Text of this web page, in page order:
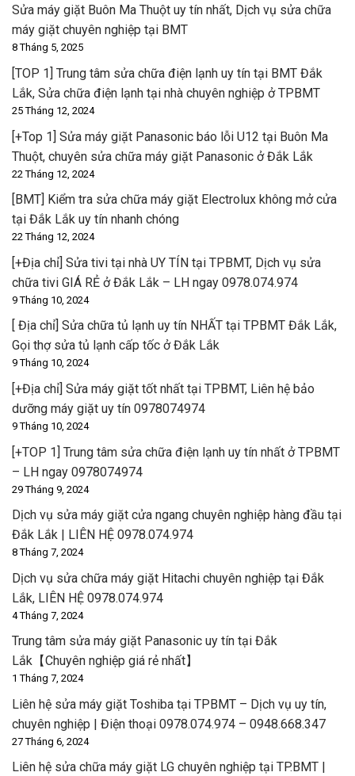
Sửa máy giặt Buôn Ma Thuột uy tín nhất, Dịch vụ sửa chữa
máy giặt chuyên nghiệp tại BMT
8 Tháng 5, 2025
[TOP 1] Trung tâm sửa chữa điện lạnh uy tín tại BMT Đắk
Lắk, Sửa chữa điện lạnh tại nhà chuyên nghiệp ở TPBMT
25 Tháng 12, 2024
[+Top 1] Sửa máy giặt Panasonic báo lỗi U12 tại Buôn Ma
Thuột, chuyên sửa chữa máy giặt Panasonic ở Đắk Lắk
22 Tháng 12, 2024
[BMT] Kiểm tra sửa chữa máy giặt Electrolux không mở cửa
tại Đắk Lắk uy tín nhanh chóng
22 Tháng 12, 2024
[+Địa chỉ] Sửa tivi tại nhà UY TÍN tại TPBMT, Dịch vụ sửa
chữa tivi GIÁ RẺ ở Đắk Lắk – LH ngay 0978.074.974
9 Tháng 10, 2024
[ Địa chỉ] Sửa chữa tủ lạnh uy tín NHẤT tại TPBMT Đắk Lắk,
Gọi thợ sửa tủ lạnh cấp tốc ở Đắk Lắk
9 Tháng 10, 2024
[+Địa chỉ] Sửa máy giặt tốt nhất tại TPBMT, Liên hệ bảo
dưỡng máy giặt uy tín 0978074974
9 Tháng 10, 2024
[+TOP 1] Trung tâm sửa chữa điện lạnh uy tín nhất ở TPBMT
– LH ngay 0978074974
29 Tháng 9, 2024
Dịch vụ sửa máy giặt cửa ngang chuyên nghiệp hàng đầu tại
Đắk Lắk | LIÊN HỆ 0978.074.974
8 Tháng 7, 2024
Dịch vụ sửa chữa máy giặt Hitachi chuyên nghiệp tại Đắk
Lắk, LIÊN HỆ 0978.074.974
4 Tháng 7, 2024
Trung tâm sửa máy giặt Panasonic uy tín tại Đắk
Lắk【Chuyên nghiệp giá rẻ nhất】
1 Tháng 7, 2024
Liên hệ sửa máy giặt Toshiba tại TPBMT – Dịch vụ uy tín,
chuyên nghiệp | Điện thoại 0978.074.974 – 0948.668.347
27 Tháng 6, 2024
Liên hệ sửa chữa máy giặt LG chuyên nghiệp tại TP.BMT |